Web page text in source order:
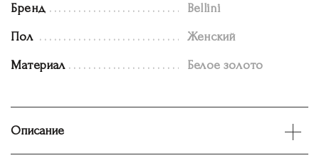
Бренд Bellini
Пол Женский
Материал Белое золото
Описание